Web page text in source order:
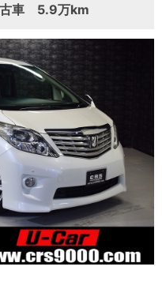
車 5.9万km